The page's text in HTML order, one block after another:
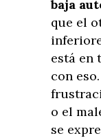
baja
que el
está en
con
o el
se